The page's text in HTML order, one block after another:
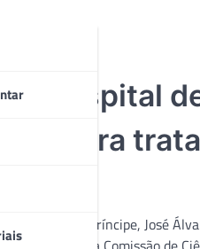
hospital
para
Pequeno Príncipe, José